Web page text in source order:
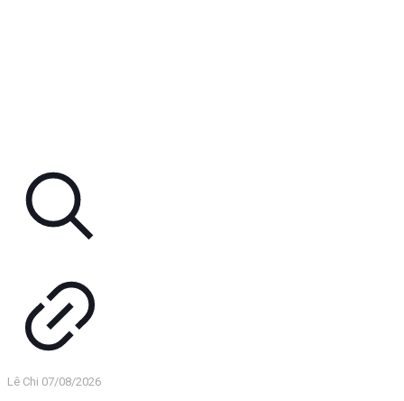
Lê Chi 07/08/2026